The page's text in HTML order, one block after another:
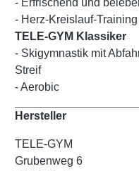
- Erfrischend und
- Herz-Kreislauf-
TELE-GYM Klassiker
- Skigymnastik mit
Streif
- Aerobic
Hersteller
TELE-GYM
Grubenweg 6